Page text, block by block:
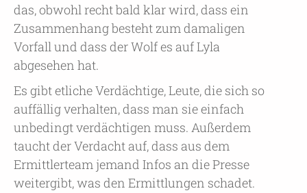
das, obwohl recht bald klar wird, dass ein
Zusammenhang besteht zum damaligen
Vorfall und dass der Wolf es auf Lyla
abgesehen hat.
Es gibt etliche Verdächtige, Leute, die sich so
auffällig verhalten, dass man sie einfach
unbedingt verdächtigen muss. Außerdem
taucht der Verdacht auf, dass aus dem
Ermittlerteam jemand Infos an die Presse
weitergibt, was den Ermittlungen schadet.